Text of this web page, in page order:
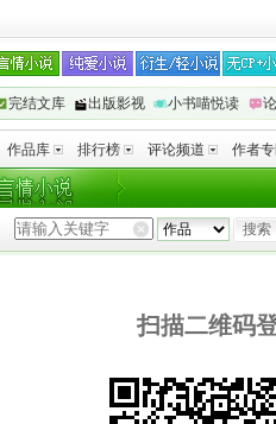
完结文库 出版影视 小书喵悦读
作品库 排行榜 评论频道 作者
扫描二维码